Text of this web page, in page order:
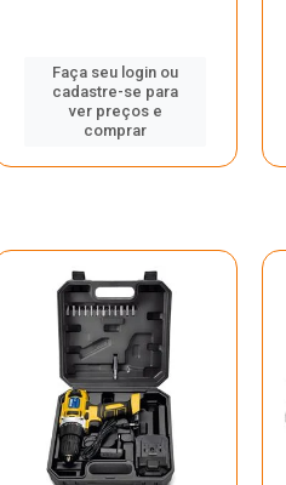
Faça seu login ou
cadastre-se para
ver preços e
comprar